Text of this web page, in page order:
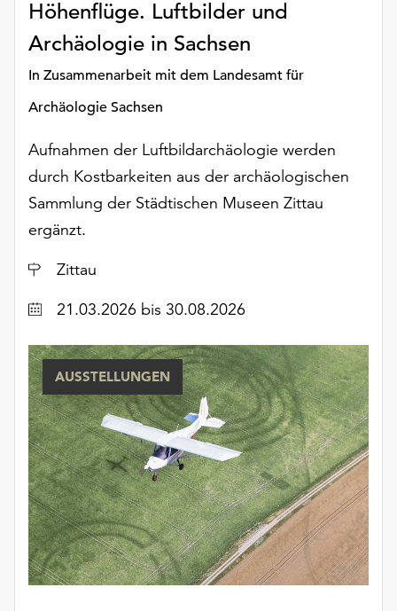
Höhenflüge. Luftbilder und
Archäologie in Sachsen
In Zusammenarbeit mit dem Landesamt für
Archäologie Sachsen
Aufnahmen der Luftbildarchäologie werden
durch Kostbarkeiten aus der archäologischen
Sammlung der Städtischen Museen Zittau
ergänzt.
Ort
Zittau
Datum21.03.2026 bis 30.08.2026
AUSSTELLUNGEN